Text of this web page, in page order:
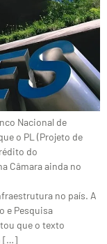
Nacional de
o PL (Projeto de
do
Câmara ainda no
no país. A
e Pesquisa
que o texto
[…]